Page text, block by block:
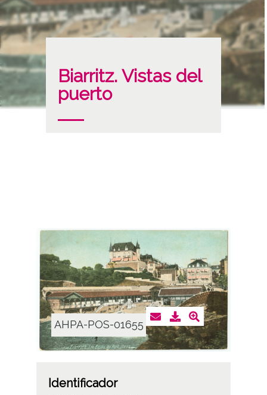
Biarritz. Vistas del
puerto
AHPA-POS-01655
Identificador